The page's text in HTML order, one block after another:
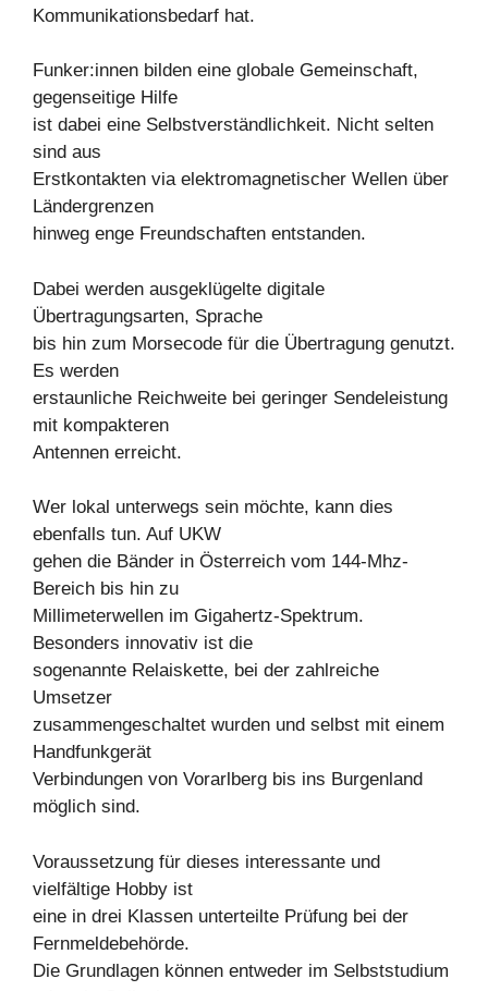
Kommunikationsbedarf hat.
Funker:innen bilden eine globale Gemeinschaft,
gegenseitige Hilfe
ist dabei eine Selbstverständlichkeit. Nicht selten
sind aus
Erstkontakten via elektromagnetischer Wellen über
Ländergrenzen
hinweg enge Freundschaften entstanden.
Dabei werden ausgeklügelte digitale
Übertragungsarten, Sprache
bis hin zum Morsecode für die Übertragung genutzt.
Es werden
erstaunliche Reichweite bei geringer Sendeleistung
mit kompakteren
Antennen erreicht.
Wer lokal unterwegs sein möchte, kann dies
ebenfalls tun. Auf UKW
gehen die Bänder in Österreich vom 144-Mhz-
Bereich bis hin zu
Millimeterwellen im Gigahertz-Spektrum.
Besonders innovativ ist die
sogenannte Relaiskette, bei der zahlreiche
Umsetzer
zusammengeschaltet wurden und selbst mit einem
Handfunkgerät
Verbindungen von Vorarlberg bis ins Burgenland
möglich sind.
Voraussetzung für dieses interessante und
vielfältige Hobby ist
eine in drei Klassen unterteilte Prüfung bei der
Fernmeldebehörde.
Die Grundlagen können entweder im Selbststudium